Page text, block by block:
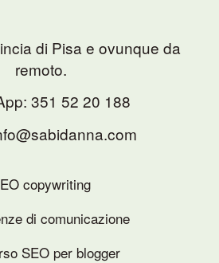
di Pisa e ovunque da
remoto.
351 52 20 188
copywriting
di comunicazione
SEO per blogger